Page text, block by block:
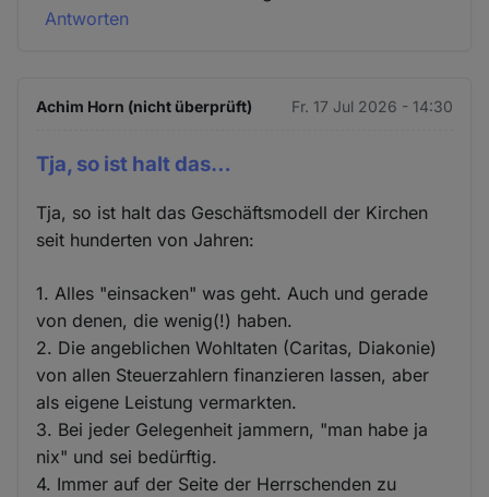
Antworten
Achim Horn (nicht überprüft) Fr. 17 Jul 2026 - 14:30
Tja, so ist halt das…
Tja, so ist halt das Geschäftsmodell der Kirchen
seit hunderten von Jahren:
1. Alles "einsacken" was geht. Auch und gerade
von denen, die wenig(!) haben.
2. Die angeblichen Wohltaten (Caritas, Diakonie)
von allen Steuerzahlern finanzieren lassen, aber
als eigene Leistung vermarkten.
3. Bei jeder Gelegenheit jammern, "man habe ja
nix" und sei bedürftig.
4. Immer auf der Seite der Herrschenden zu